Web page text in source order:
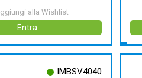
alla Wishlist
Entra
IMBSV4040